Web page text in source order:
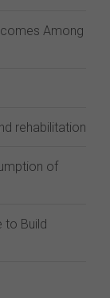
Among
rehabilitation
of
to Build